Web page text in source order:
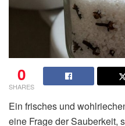
0
SHARES
Ein frisches und
eine Frage der Sauberkeit,